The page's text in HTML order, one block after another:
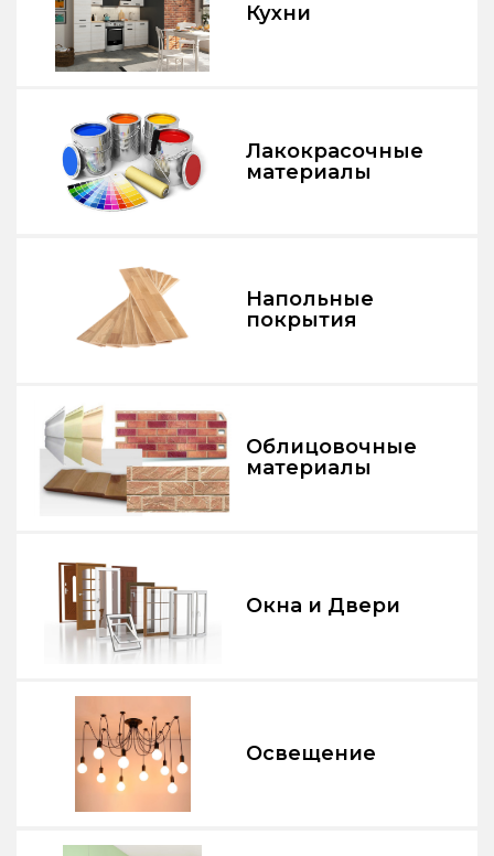
Кухни
Лакокрасочные
материалы
Напольные
покрытия
Облицовочные
материалы
Окна и Двери
Освещение